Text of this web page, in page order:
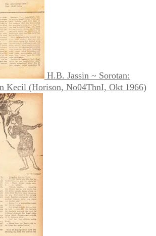
H.B. Jassin ~ Sorotan:
Kecil (Horison, No04ThnI, Okt 1966)